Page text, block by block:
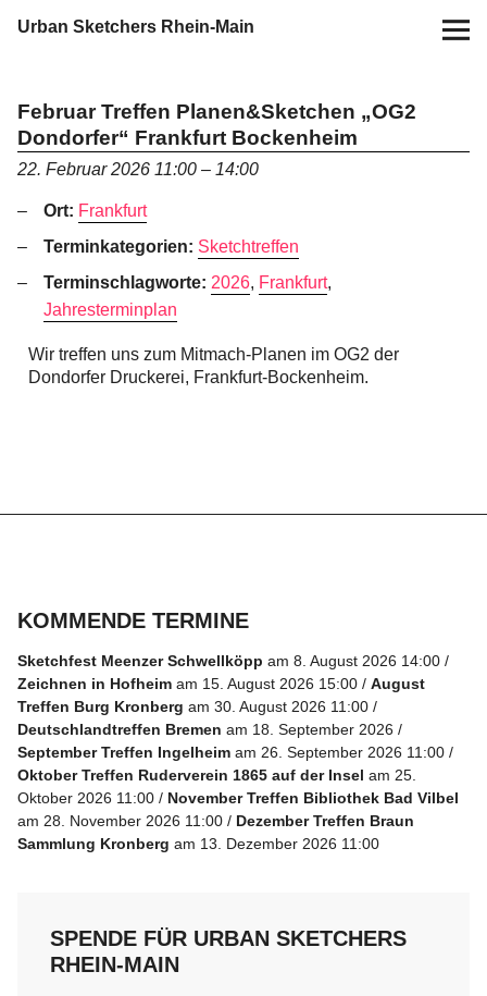
Urban Sketchers Rhein-Main
Termine
10 Jahre USk Rhein-Main
Blog
Info
Instagram
Info
Februar Treffen Planen&Sketchen „OG2
Dondorfer“ Frankfurt Bockenheim
22. Februar 2026 11:00 – 14:00
Ort: Frankfurt
Terminkategorien: Sketchtreffen
Terminschlagworte: 2026, Frankfurt,
Jahresterminplan
Wir treffen uns zum Mitmach-Planen im OG2 der
Dondorfer Druckerei, Frankfurt-Bockenheim.
KOMMENDE TERMINE
Sketchfest Meenzer Schwellköpp am 8. August 2026 14:00
Zeichnen in Hofheim am 15. August 2026 15:00
August
Treffen Burg Kronberg am 30. August 2026 11:00
Deutschlandtreffen Bremen am 18. September 2026
September Treffen Ingelheim am 26. September 2026 11:00
Oktober Treffen Ruderverein 1865 auf der Insel am 25.
Oktober 2026 11:00
November Treffen Bibliothek Bad Vilbel
am 28. November 2026 11:00
Dezember Treffen Braun
Sammlung Kronberg am 13. Dezember 2026 11:00
SPENDE FÜR URBAN SKETCHERS
RHEIN-MAIN